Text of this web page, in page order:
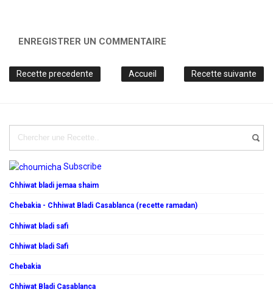
ENREGISTRER UN COMMENTAIRE
Recette precedente Recette suivante
Accueil
Subscribe
Chhiwat bladi jemaa shaim
Chebakia - Chhiwat Bladi Casablanca (recette ramadan)
Chhiwat bladi safi
Chhiwat bladi Safi
Chebakia
Chhiwat Bladi Casablanca